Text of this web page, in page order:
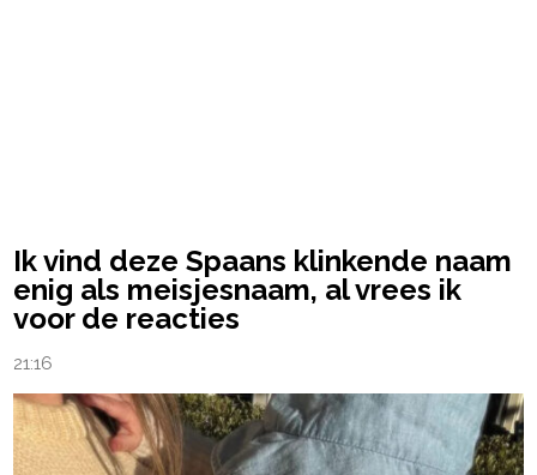
Ik vind deze Spaans klinkende naam
enig als meisjesnaam, al vrees ik
voor de reacties
21:16